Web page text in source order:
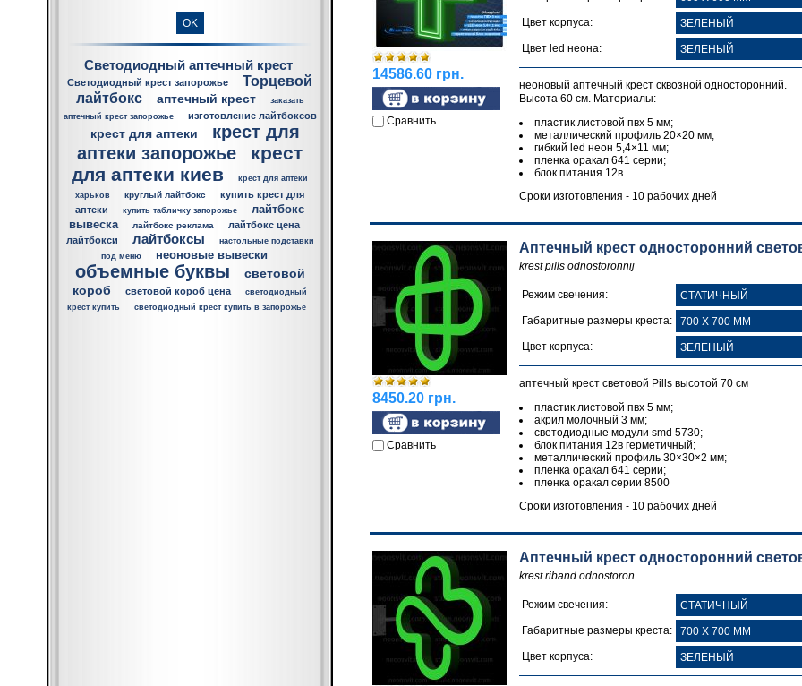
Светодиодный аптечный крест
Светодиодный крест запорожье
Торцевой
лайтбокс
аптечный крест
заказать
аптечный крест запорожье
изготовление лайтбоксов
крест для аптеки
крест для
аптеки запорожье
крест
для аптеки киев
крест для аптеки
харьков
круглый лайтбокс
купить крест для
аптеки
купить табличку запорожье
лайтбокс
вывеска
лайтбокс реклама
лайтбокс цена
лайтбокси
лайтбоксы
настольные подставки
под меню
неоновые вывески
объемные буквы
световой
короб
световой короб цена
светодиодный
крест купить
светодиодный крест купить в запорожье
14586.60 грн.
Сравнить
Цвет корпуса:
Цвет led неона:
неоновый аптечный крест сквозной односторонний.
Высота 60 см. Материалы:
пластик листовой пвх 5 мм;
металлический профиль 20×20 мм;
гибкий led неон 5,4×11 мм;
пленка оракал 641 серии;
блок питания 12в.
Сроки изготовления - 10 рабочих дней
8450.20 грн.
Сравнить
Аптечный крест односторонний
krest pills odnostoronnij
Режим свечения:
Габаритные размеры креста:
Цвет корпуса:
аптечный крест световой Pills высотой 70 см
пластик листовой пвх 5 мм;
акрил молочный 3 мм;
светодиодные модули smd 5730;
блок питания 12в герметичный;
металлический профиль 30×30×2 мм;
пленка оракал 641 серии;
пленка оракал серии 8500
Сроки изготовления - 10 рабочих дней
Аптечный крест односторонний
krest riband odnostoron
Режим свечения:
Габаритные размеры креста:
Цвет корпуса: